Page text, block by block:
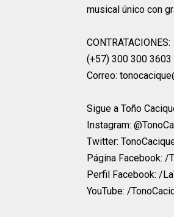
musical único con
CONTRATACIONES:
(+57) 300 300 3603
Correo:
Sigue a Toño
Instagram:
Twitter:
Página Facebook: /
Perfil Facebook: /
YouTube: /